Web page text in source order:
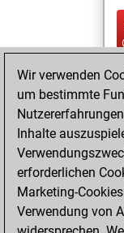
Wir verwenden
um bestimmte
Inhalte
erforderlichen
Marketing-
Verwendung von